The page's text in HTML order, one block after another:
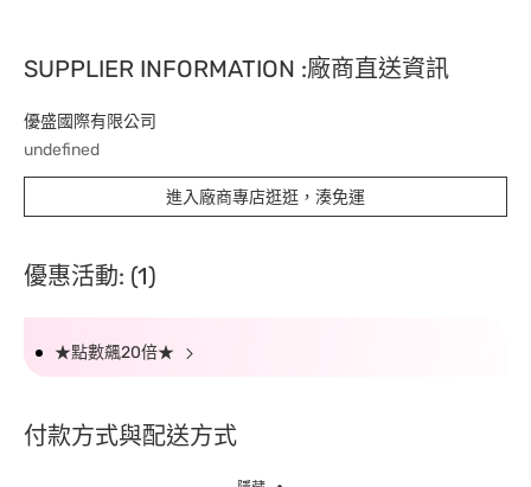
SUPPLIER INFORMATION :廠商直送資訊
優盛國際有限公司
undefined
進入廠商專店逛逛，湊免運
優惠活動: (1)
★點數飆20倍★
付款方式與配送方式